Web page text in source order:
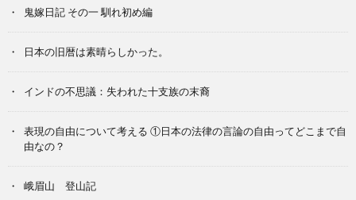
鬼嫁日記 その一 馴れ初め編
日本の旧暦は素晴らしかった。
インドの不思議：失われた十支族の末裔
表現の自由について考える ①日本の法律の言論の自由ってどこまで自
由なの？
峨眉山 登山記